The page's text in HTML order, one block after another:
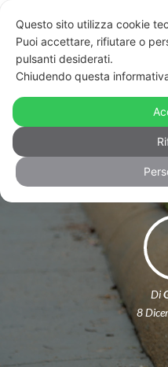
Si rivolgeva
ragazzo trans,
Di
8
Questo sito utilizza cookie
Puoi accettare, rifiutare o
pulsanti desiderati.
Chiudendo questa